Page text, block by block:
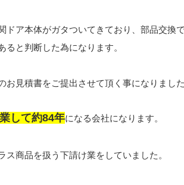
ドア本体がガタついてきており、部品交換
ると判断した為になります。
お見積書をご提出させて頂く事になりました
して約84年になる会社になります。
ス商品を扱う下請け業をしていました。